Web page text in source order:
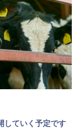
ていく予定です